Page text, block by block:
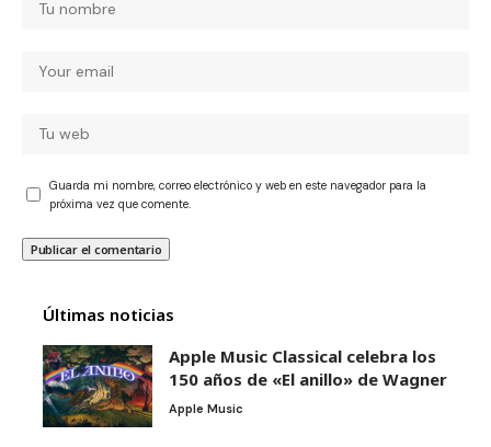
Guarda mi nombre, correo electrónico y web en este navegador para la
próxima vez que comente.
Últimas noticias
Apple Music Classical celebra los
150 años de «El anillo» de Wagner
Apple Music